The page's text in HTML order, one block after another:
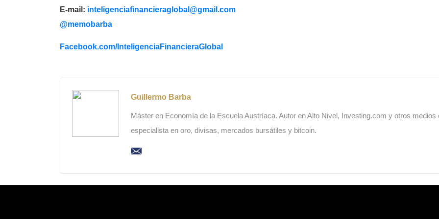
E-mail: inteligenciafinancieraglobal@gmail.com
@memobarba
Facebook.com/InteligenciaFinancieraGlobal
Guillermo Barba
Máster en Economía de la Escuela Austríaca. Autor en Alto Nivel, Investing.com y otros
especialista en oro, divisas, mercados bursátiles y bitcoin.